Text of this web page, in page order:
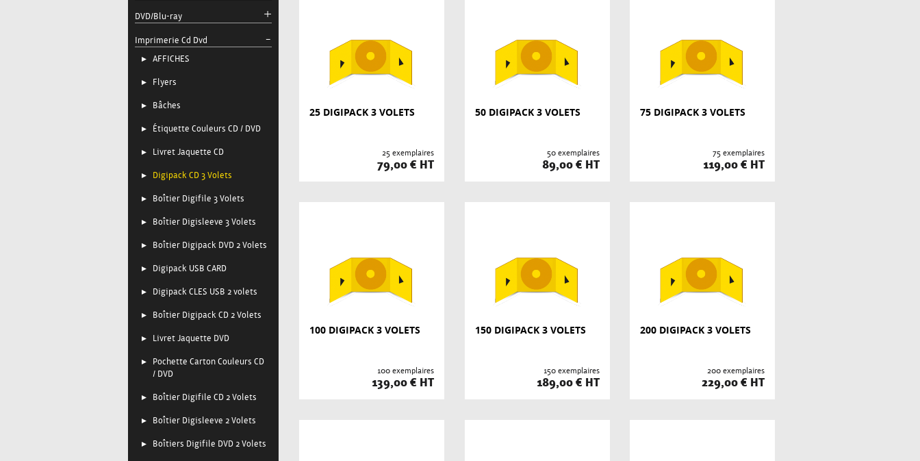
DVD/Blu-ray
Imprimerie Cd Dvd
AFFICHES
Flyers
Bâches
Étiquette Couleurs CD / DVD
Livret Jaquette CD
Digipack CD 3 Volets
Boîtier Digifile 3 Volets
Boîtier Digisleeve 3 Volets
Boîtier Digipack DVD 2 Volets
Digipack USB CARD
Digipack CLES USB 2 volets
Boîtier Digipack CD 2 Volets
Livret Jaquette DVD
Pochette Carton Couleurs CD
/ DVD
Boîtier Digifile CD 2 Volets
Boîtier Digisleeve 2 Volets
Boîtiers Digifile DVD 2 Volets
25 DIGIPACK 3 VOLETS
25 exemplaires
79,00 € HT
50 DIGIPACK 3 VOLETS
50 exemplaires
89,00 € HT
75 DIGIPACK 3 VOLETS
75 exemplaires
119,00 € HT
100 DIGIPACK 3 VOLETS
100 exemplaires
139,00 € HT
150 DIGIPACK 3 VOLETS
150 exemplaires
189,00 € HT
200 DIGIPACK 3 VOLETS
200 exemplaires
229,00 € HT